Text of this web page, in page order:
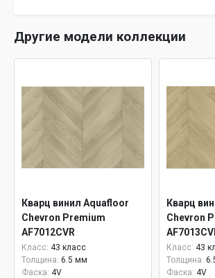
Другие модели коллекции
Кварц винил Aquafloor
Chevron Premium
AF7012CVR
Класс: 43 класс
Толщина: 6.5 мм
Фаска: 4V
Кварц
Chevron
Класс: 43
Толщина:
Фаска: 4V